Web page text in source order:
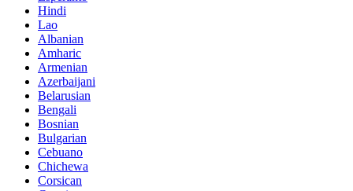
Hindi
Lao
Albanian
Amharic
Armenian
Azerbaijani
Belarusian
Bengali
Bosnian
Bulgarian
Cebuano
Chichewa
Corsican